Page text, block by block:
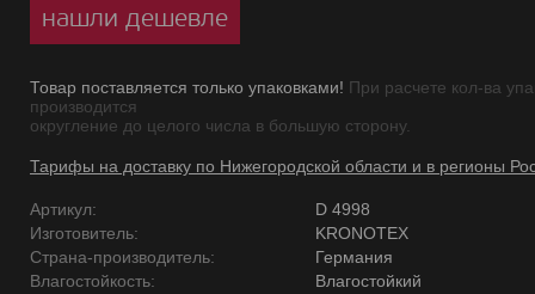
нашли дешевле
Товар поставляется только упаковками! При расчете кол-ва
производится
округление до целого числа в большую сторону.
Тарифы на доставку по Нижегородской области и в регионы
Артикул:
D 4998
Изготовитель:
KRONOTEX
Страна-производитель:
Германия
Влагостойкость:
Влагостойкий